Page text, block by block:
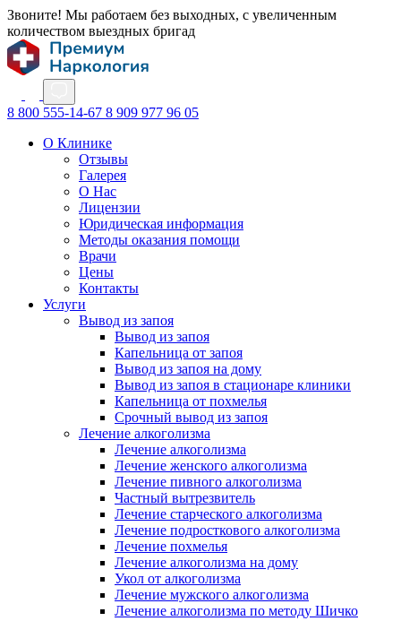
Звоните! Мы работаем без выходных, с увеличенным
количеством выездных бригад
8 800 555-14-67 8 909 977 96 05
О Клинике
Отзывы
Галерея
О Нас
Лицензии
Юридическая информация
Методы оказания помощи
Врачи
Цены
Контакты
Услуги
Вывод из запоя
Вывод из запоя
Капельница от запоя
Вывод из запоя на дому
Вывод из запоя в стационаре клиники
Капельница от похмелья
Срочный вывод из запоя
Лечение алкоголизма
Лечение алкоголизма
Лечение женского алкоголизма
Лечение пивного алкоголизма
Частный вытрезвитель
Лечение старческого алкоголизма
Лечение подросткового алкоголизма
Лечение похмелья
Лечение алкоголизма на дому
Укол от алкоголизма
Лечение мужского алкоголизма
Лечение алкоголизма по методу Шичко